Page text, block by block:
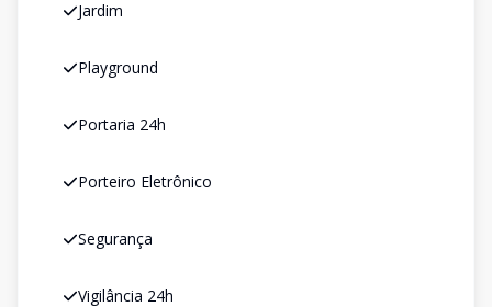
Jardim
Playground
Portaria 24h
Porteiro Eletrônico
Segurança
Vigilância 24h